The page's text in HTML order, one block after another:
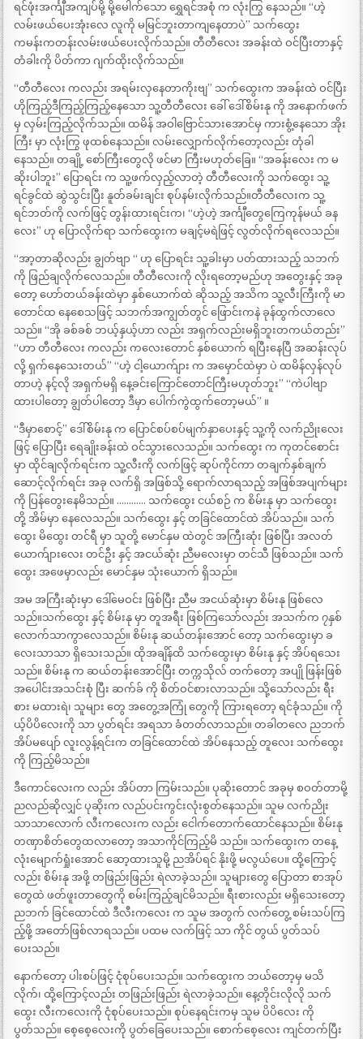
ရင်ဖုံးအင်္ကျီအကျပ်မို့ မို့မေါက်သော ရွှေရင်အစုံ က လုံးကြွ နေသည်။ “ဟဲ့
လမ်းဖယ်ပေးအုံးလေ လူကို မမြင်ဘူးတာကျနေတာပဲ” သက်ထွေး
ကမန်းကတန်းလမ်းဖယ်ပေးလိုက်သည်။ တီတီလေး အခန်းထဲ ဝင်ပြီးတာနှင့်
တံခါးကို ပိတ်ကာ ဂျက်ထိုးလိုက်သည်။
“တီတီလေး ကလည်း အရမ်းလှနေတာကိုးဗျ” သက်ထွေးက အခန်းထဲ ဝင်ပြီး
ဟိုကြည့်ဒီကြည့်ကြည့်နေသော သူ့တီတီလေး ခေါ် ဒေါ်စိမ်းနု ကို အနောက်ဖက်
မှ လှမ်းကြည့်လိုက်သည်။ ထမိန် အဝါဗြောင်သားအောင်မှ ကားစွံ့နေသော အိုး
ကြီး မှာ လုံးကြွ ဖုထစ်နေသည်။ လမ်းလျှောက်လိုက်တော့လည်း တုံခါ
နေသည်။ တချို့ စော်ကြီးတွေလို ဖင်မာ ကြီးမဟုတ်ခြေ။ “အခန်းလေး က မ
ဆိုးပါဘူး” ပြောရင်း က သူ့ဖက်လှည့်လာတဲ့ တီတီလေးကို သက်ထွေး သူ့
ရင်ခွင်ထဲ ဆွဲသွင်းပြီး နူတ်ခမ်းချင်း စုပ်နမ်းလိုက်သည်။တီတီလေးက သူ့
ရင်ဘတ်ကို လက်ဖြင့် တွန်းထားရင်းက၊ “ဟဲ့ဟဲ့ အင်္ကျီတွေကြေကုန်မယ် ခန
လေး” ဟု ပြောလိုက်ရာ သက်ထွေးက မချင့်မရဲဖြင့် လွတ်လိုက်ရလေသည်။
“အာ့တာဆိုလည်း ချွတ်ဗျာ “ ဟု ပြောရင်း သူ့ခါးမှာ ပတ်ထားသည့် သဘက်
ကို ဖြည်ချလိုက်လေသည်။ တီတီလေးကို လိုးရတော့မည်ဟု အတွေးနှင့် အခု
တော့ ဟော်တယ်ခန်းထဲမှာ နှစ်ယောက်ထဲ ဆိုသည့် အသိက သူ့လီးကြီးကို မာ
တောင်ထ နေစေသဖြင့် သဘက်အကျွတ်တွင် ဖြောင်းကနဲ ခုန်ထွက်လာလေ
သည်။ “အို ခစ်ခစ် ဘယ့်နှယ့်ဟာ လည်း အရှက်လည်းမရှိဘူးတကယ်တည်း”
“ဟာ တီတီလေး ကလည်း ကလေးတောင် နှစ်ယောက် ရပြီးနေပြီ အဆန်းလုပ်
လို့ ရှက်နေသေးတယ်” “ဟဲ့ ငါ့ယောက်ျား က အမှောင်ထဲမှာ ပဲ ထမိန်လှန်လုပ်
တာဟဲ့ နင့်လို အရှက်မရှိ နေ့ခင်းကြောင်တောင်ကြီးမဟုတ်ဘူး” “ကဲပါဗျာ
ထားပါတော့ ချွတ်ပါတော့ ဒီမှာ ပေါက်ကွဲထွက်တော့မယ်” ။
“ဒီမှာစောင့်” ဒေါ်စိမ်းနု က ပြောင်စပ်စပ်မျက်နှာပေးနှင့် သူ့ကို လက်ညိုးလေး
ဖြင့် ပြောပြီး ရေချိုးခန်းထဲ ဝင်သွားလေသည်။ သက်ထွေး က ကုတင်စောင်း
မှာ ထိုင်ချလိုက်ရင်းက သူ့လီးကို လက်ဖြင့် ဆုပ်ကိုင်ကာ တချက်နှစ်ချက်
ဆောင့်လိုက်ရင်း အခု လက်ရှိ အဖြစ်သို့ ရောက်လာရသည့် အဖြစ်အပျက်များ
ကို ပြန်တွေးနေမိသည်။ ………… သက်ထွေး ငယ်စဉ် က စိမ်းနု မှာ သက်ထွေး
တို့ အိမ်မှာ နေလေသည်။ သက်ထွေး နှင့် တခြင်ထောင်ထဲ အိပ်သည်။ သက်
ထွေး မိထွေး တင်ရီ မှာ သူတို့ မောင်နှမ ထဲတွင် အကြီးဆုံး ဖြစ်ပြီး အလတ်
ယောက်ျားလေး တင်ဦး နှင့် အငယ်ဆုံး ညီမလေးမှာ တင်သီ ဖြစ်သည်။ သက်
ထွေး အဖေမှာလည်း မောင်နှမ သုံးယောက် ရှိသည်။
အမ အကြီးဆုံးမှာ ဒေါ်မေဝင်း ဖြစ်ပြီး ညီမ အငယ်ဆုံးမှာ စိမ်းနု ဖြစ်လေ
သည်။သက်ထွေး နှင့် စိမ်းနု မှာ တူအရီး ဖြစ်ကြသော်လည်း အသက်က ၇နှစ်
လောက်သာကွာလေသည်။ စိမ်းနု ဆယ်တန်းအောင် တော့ သက်ထွေးမှာ ခ
လေးသာသာ ရှိသေးသည်။ ထိုအချိန်ထိ သက်ထွေးမှာ စိမ်းနု နှင့် အိပ်ရသေး
သည်။ စိမ်းနု က ဆယ်တန်းအောင်ပြီး တက္ကသိုလ် တက်တော့ အပျို ဖြန်းဖြစ်
အပေါင်းအသင်းစုံ ပြီး ဆက်ခ် ကို စိတ်ဝင်စားလာသည်။ သို့သော်လည်း ရီး
စား မထားရဲ၊ သူများ တွေ အတွေ့အကြုံ တွေကို ကြားရတော့ ရင်ခုံသည်။ ကို
ယ့်ပိပိလေးကို သာ ပွတ်ရင်း အရသာ ခံတတ်လာသည်။ တခါတလေ ညဘက်
အိပ်မပျော် လူးလွန့်ရင်းက တခြင်ထောင်ထဲ အိပ်နေသည့် တူလေး သက်ထွေး
ကို ကြည့်မိသည်။
ဒီကောင်လေးက လည်း အိပ်တာ ကြမ်းသည်။ ပုဆိုးတောင် အခုမှ စဝတ်တာမို့
ညလည်ဆိုလျှင် ပုဆိုးက လည်ပင်းကွင်းလုံးစွတ်နေသည်။ သူမ လက်ညိုး
သာသာလောက် လီးကလေးက လည်း ငေါက်တောက်ထောင်နေသည်။ စိမ်းနု
တဏှာစိတ်တွေထလာတော့ အသာကိုင်ကြည့်မိ သည်။ သက်ထွေးက တနေ့
လုံးမျောက်ရှုံးအောင် ဆော့ထားသူမို့ ညအိပ်ရင် နိုးဖို့ မလွယ်ပေ။ ထို့ကြောင့်
လည်း စိမ်းနု အဖို့ တဖြည်းဖြည်း ရဲလာခဲ့သည်။ သူများတွေ ပြောတာ စာအုပ်
တွေထဲ ဖတ်ဖူးတာတွေကို စမ်းကြည့်ချင်မိသည်။ ရီးစားလည်း မရှိသေးတော့
ညဘက် ခြင်ထောင်ထဲ ဒီလီးကလေး က သူမ အတွက် လက်တွေ့ စမ်းသပ်ကြ
ည့်ဖို့ အတော်ဖြစ်လာရသည်။ ပထမ လက်ဖြင့် သာ ကိုင် တွယ် ပွတ်သပ်
ပေးသည်။
နောက်တော့ ပါးစပ်ဖြင့် ငုံစုပ်ပေးသည်။ သက်ထွေးက ဘယ်တော့မှ မသိ
လိုက်၊ ထို့ကြောင့်လည်း တဖြည်းဖြည်း ရဲလာခဲ့သည်။ နေ့တိုင်းလိုလို သက်
ထွေး လီးကလေးကို ငုံစုပ်ပေးသည်။ စုပ်နေရင်းကမှ သူမ ပိပိလေး ကို
ပွတ်သည်။ စေ့စေ့လေးကို ပွတ်ခြေပေးသည်။ စောက်စေ့လေး ကျင်တက်ပြီး